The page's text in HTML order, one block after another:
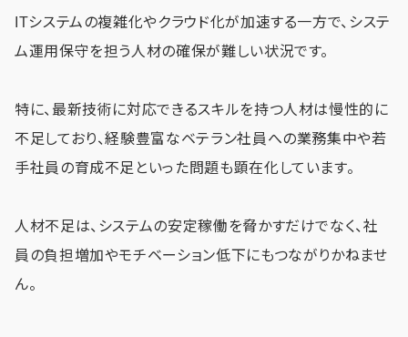
ITシステムの複雑化やクラウド化が加速する一方で、システ
ム運用保守を担う人材の確保が難しい状況です。
特に、最新技術に対応できるスキルを持つ人材は慢性的に
不足しており、経験豊富なベテラン社員への業務集中や若
手社員の育成不足といった問題も顕在化しています。
人材不足は、システムの安定稼働を脅かすだけでなく、社
員の負担増加やモチベーション低下にもつながりかねませ
ん。